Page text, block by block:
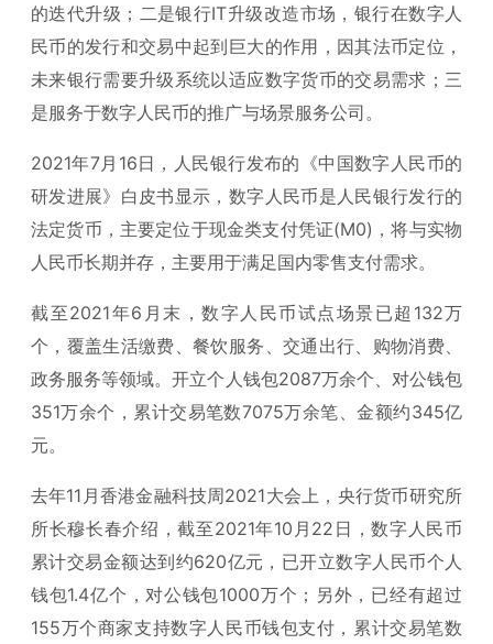
的迭代升级；二是银行IT升级改造市场，银行在数字人
民币的发行和交易中起到巨大的作用，因其法币定位，
未来银行需要升级系统以适应数字货币的交易需求；三
是服务于数字人民币的推广与场景服务公司。
2021年7月16日，人民银行发布的《中国数字人民币的
研发进展》白皮书显示，数字人民币是人民银行发行的
法定货币，主要定位于现金类支付凭证(M0)，将与实物
人民币长期并存，主要用于满足国内零售支付需求。
截至2021年6月末，数字人民币试点场景已超132万
个，覆盖生活缴费、餐饮服务、交通出行、购物消费、
政务服务等领域。开立个人钱包2087万余个、对公钱包
351万余个，累计交易笔数7075万余笔、金额约345亿
元。
去年11月香港金融科技周2021大会上，央行货币研究所
所长穆长春介绍，截至2021年10月22日，数字人民币
累计交易金额达到约620亿元，已开立数字人民币个人
钱包1.4亿个，对公钱包1000万个；另外，已经有超过
155万个商家支持数字人民币钱包支付，累计交易笔数